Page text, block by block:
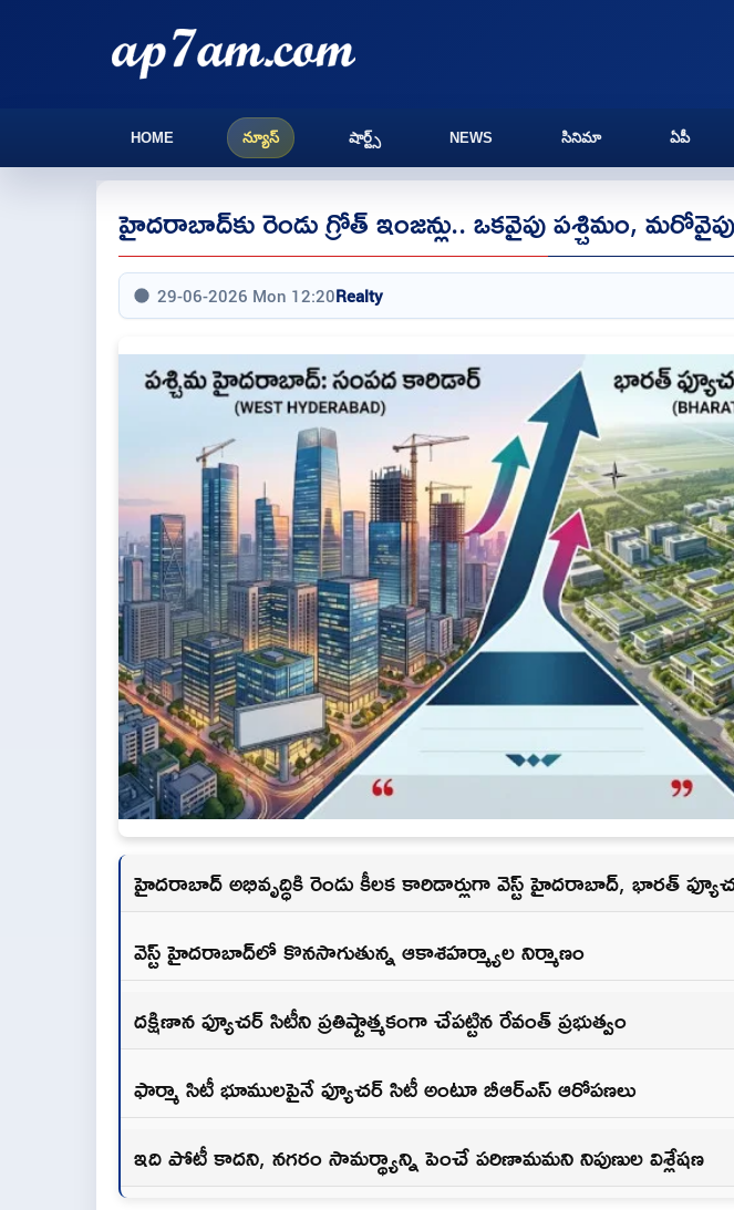
HOME న్యూస్ షార్ట్స్ NEWS సినిమా ఏపీ
హైదరాబాద్‌కు రెండు గ్రోత్ ఇంజన్లు.. ఒకవైపు పశ్చిమం,
29-06-2026 Mon 12:20Realty
హైదరాబాద్ అభివృద్ధికి రెండు కీలక కారిడార్లుగా వెస్ట్ హైదరాబాద్, భారత్
వెస్ట్ హైదరాబాద్‌లో కొనసాగుతున్న ఆకాశహర్మ్యాల నిర్మాణం
దక్షిణాన ఫ్యూచర్ సిటీని ప్రతిష్టాత్మకంగా చేపట్టిన రేవంత్ ప్రభుత్వం
ఫార్మా సిటీ భూములపైనే ఫ్యూచర్ సిటీ అంటూ బీఆర్ఎస్ ఆరోపణలు
ఇది పోటీ కాదని, నగరం సామర్థ్యాన్ని పెంచే పరిణామమని నిపుణుల విశ్లేషణ